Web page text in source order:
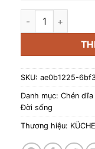
Bộ 10 đôi đũa
SKU: ae0b1225-
Danh mục: Chén
Đời sống
Thương hiệu: